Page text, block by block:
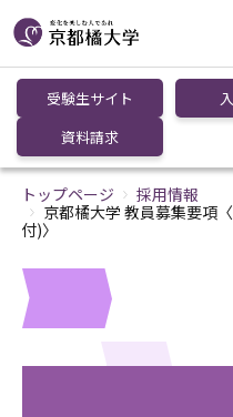
受験生サイト
資料請求
トップページ
採用情報
京都橘大学 教員募集要項
付)〉